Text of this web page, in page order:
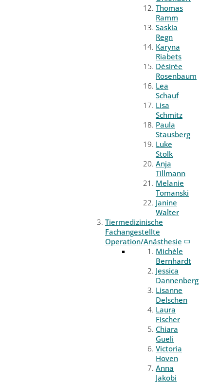
Thomas
Ramm
Saskia
Regn
Karyna
Riabets
Désirée
Rosenbaum
Lea
Schauf
Lisa
Schmitz
Paula
Stausberg
Luke
Stolk
Anja
Tillmann
Melanie
Tomanski
Janine
Walter
Tiermedizinische
Fachangestellte
Operation/Anästhesie
Michèle
Bernhardt
Jessica
Dannenberg
Lisanne
Delschen
Laura
Fischer
Chiara
Gueli
Victoria
Hoven
Anna
Jakobi